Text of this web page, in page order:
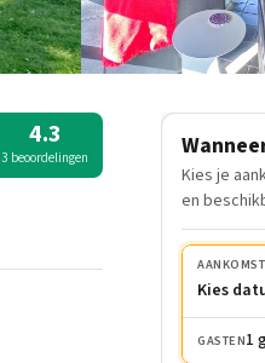
4.3
3 beoordelingen
Kies je
en
AANKOMST
Kies
GASTEN1